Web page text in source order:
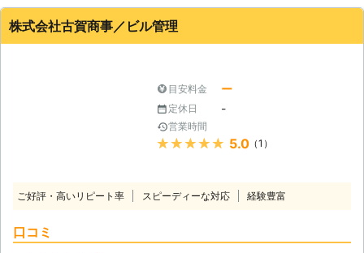
た。またコウモリが出たら、よろしくお願いします。
佐賀県 鳥栖市 2016年12月18日
株式会社古賀商事／ビル管理
目安料金 ー
定休日 -
営業時間
★★★★★ 5.0（1）
ご好評・高いリピート率 スピーディーな対応 経験豊富
口コミ